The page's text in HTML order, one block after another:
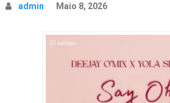
admin Maio 8, 2026